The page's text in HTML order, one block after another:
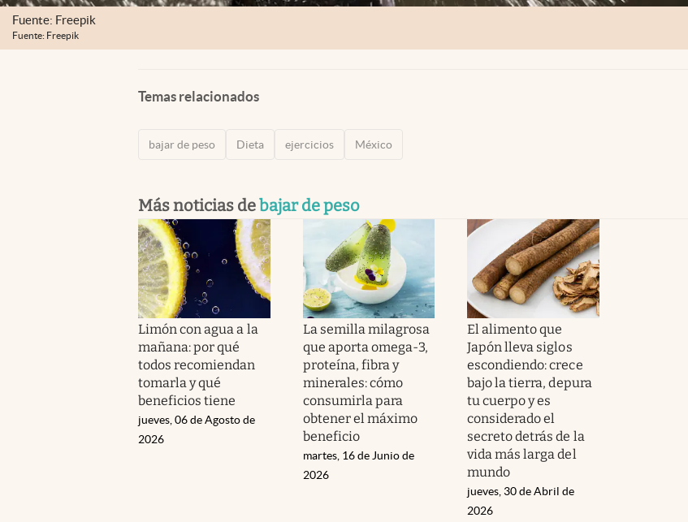
Fuente: Freepik
Fuente: Freepik
Temas relacionados
bajar de peso Dieta ejercicios México
Más noticias debajar de peso
Limón con agua a la
mañana: por qué
todos recomiendan
tomarla y qué
beneficios tiene
jueves, 06 de Agosto de
2026
La semilla milagrosa
que aporta omega-3,
proteína, fibra y
minerales: cómo
consumirla para
obtener el máximo
beneficio
martes, 16 de Junio de
2026
El alimento que
Japón lleva siglos
escondiendo: crece
bajo la tierra, depura
tu cuerpo y es
considerado el
secreto detrás de la
vida más larga del
mundo
jueves, 30 de Abril de
2026